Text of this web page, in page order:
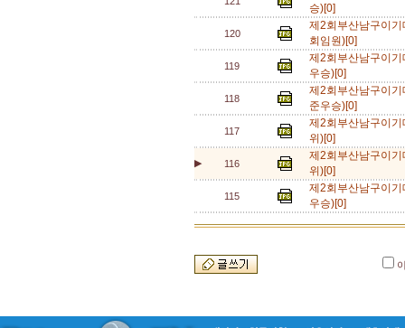
승)[0]
120
제2회부산남구이
회임원)[0]
119
제2회부산남구이
우승)[0]
118
제2회부산남구이
준우승)[0]
117
제2회부산남구이
위)[0]
▶ 116
제2회부산남구이
위)[0]
115
제2회부산남구이
우승)[0]